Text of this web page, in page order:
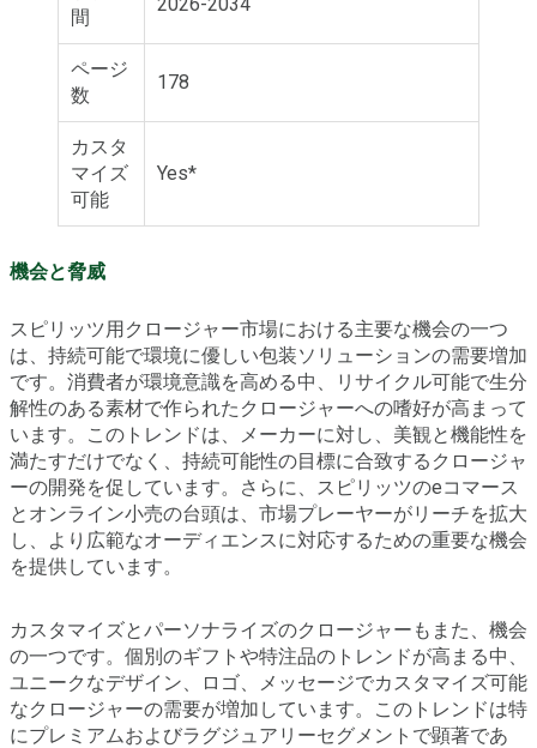
間
ページ
数
178
カスタ
マイズ
可能
Yes*
機会と脅威
スピリッツ用クロージャー市場における主要な機会の一つ
は、持続可能で環境に優しい包装ソリューションの需要増加
です。消費者が環境意識を高める中、リサイクル可能で生分
解性のある素材で作られたクロージャーへの嗜好が高まって
います。このトレンドは、メーカーに対し、美観と機能性を
満たすだけでなく、持続可能性の目標に合致するクロージャ
ーの開発を促しています。さらに、スピリッツのeコマース
とオンライン小売の台頭は、市場プレーヤーがリーチを拡大
し、より広範なオーディエンスに対応するための重要な機会
を提供しています。
カスタマイズとパーソナライズのクロージャーもまた、機会
の一つです。個別のギフトや特注品のトレンドが高まる中、
ユニークなデザイン、ロゴ、メッセージでカスタマイズ可能
なクロージャーの需要が増加しています。このトレンドは特
にプレミアムおよびラグジュアリーセグメントで顕著であ